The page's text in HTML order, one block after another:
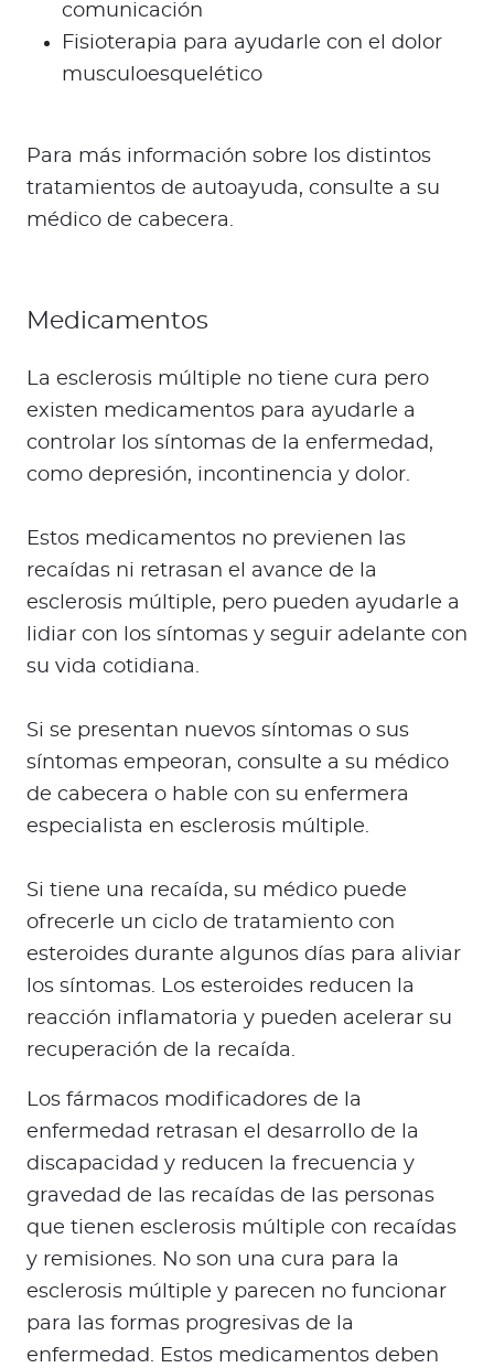
comunicación
Fisioterapia para ayudarle con el dolor
musculoesquelético
Para más información sobre los distintos
tratamientos de autoayuda, consulte a su
médico de cabecera.
Medicamentos
La esclerosis múltiple no tiene cura pero
existen medicamentos para ayudarle a
controlar los síntomas de la enfermedad,
como depresión, incontinencia y dolor.
Estos medicamentos no previenen las
recaídas ni retrasan el avance de la
esclerosis múltiple, pero pueden ayudarle a
lidiar con los síntomas y seguir adelante con
su vida cotidiana.
Si se presentan nuevos síntomas o sus
síntomas empeoran, consulte a su médico
de cabecera o hable con su enfermera
especialista en esclerosis múltiple.
Si tiene una recaída, su médico puede
ofrecerle un ciclo de tratamiento con
esteroides durante algunos días para aliviar
los síntomas. Los esteroides reducen la
reacción inflamatoria y pueden acelerar su
recuperación de la recaída.
Los fármacos modificadores de la
enfermedad retrasan el desarrollo de la
discapacidad y reducen la frecuencia y
gravedad de las recaídas de las personas
que tienen esclerosis múltiple con recaídas
y remisiones. No son una cura para la
esclerosis múltiple y parecen no funcionar
para las formas progresivas de la
enfermedad. Estos medicamentos deben